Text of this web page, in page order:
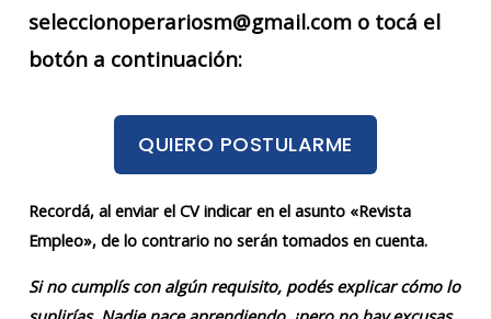
seleccionoperariosm@gmail.com o tocá el
botón a continuación:
QUIERO POSTULARME
Recordá, al enviar el CV indicar en el asunto «Revista
Empleo», de lo contrario no serán tomados en cuenta.
Si no cumplís con algún requisito, podés explicar cómo lo